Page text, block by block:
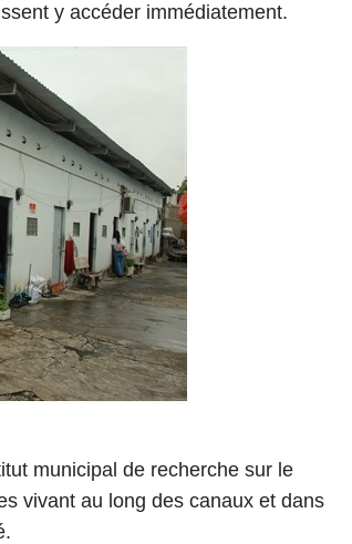
y accéder immédiatement.
municipal de recherche sur le
vivant au long des canaux et dans